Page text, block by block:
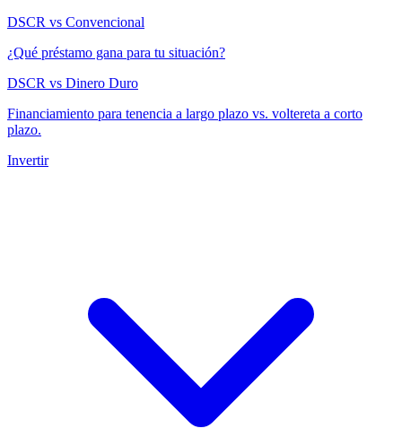
DSCR vs Convencional
¿Qué préstamo gana para tu situación?
DSCR vs Dinero Duro
Financiamiento para tenencia a largo plazo vs. voltereta a corto
plazo.
Invertir